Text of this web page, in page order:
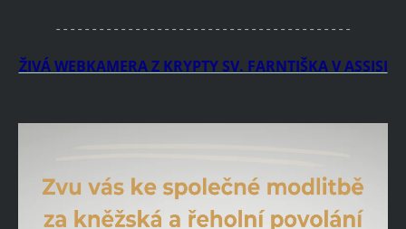
-----------------------------------------
ŽIVÁ WEBKAMERA Z KRYPTY SV. FARNTIŠKA V ASSISI